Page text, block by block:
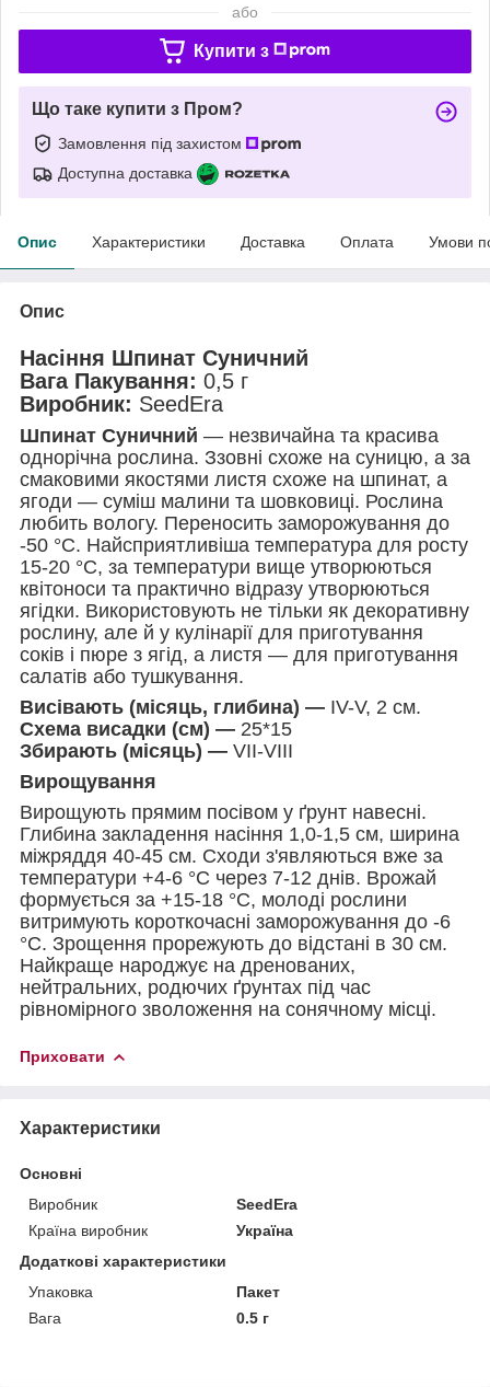
або
Купити з
Що таке купити з Пром?
Замовлення під захистом
Доступна доставка
Опис Характеристики Доставка Оплата Умови
Опис
Насіння Шпинат Суничний
Вага Пакування: 0,5 г
Виробник: SeedEra
Шпинат Суничний — незвичайна та красива
однорічна рослина. Ззовні схоже на суницю, а за
смаковими якостями листя схоже на шпинат, а
ягоди — суміш малини та шовковиці. Рослина
любить вологу. Переносить заморожування до
-50 °C. Найсприятливіша температура для росту
15-20 °C, за температури вище утворюються
квітоноси та практично відразу утворюються
ягідки. Використовують не тільки як декоративну
рослину, але й у кулінарії для приготування
соків і пюре з ягід, а листя — для приготування
салатів або тушкування.
Висівають (місяць, глибина) — IV-V, 2 см.
Схема висадки (см) — 25*15
Збирають (місяць) — VII-VIII
Вирощування
Вирощують прямим посівом у ґрунт навесні.
Глибина закладення насіння 1,0-1,5 см, ширина
міжряддя 40-45 см. Сходи з'являються вже за
температури +4-6 °C через 7-12 днів. Врожай
формується за +15-18 °C, молоді рослини
витримують короткочасні заморожування до -6
°C. Зрощення прорежують до відстані в 30 см.
Найкраще народжує на дренованих,
нейтральних, родючих ґрунтах під час
рівномірного зволоження на сонячному місці.
Приховати
Характеристики
Основні
Виробник
SeedEra
Країна виробник
Україна
Додаткові характеристики
Упаковка
Пакет
Вага
0.5 г